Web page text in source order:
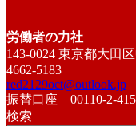
労働者の力社
143-0024 東京都大田
4662-5183
red2129oct@outlook.jp
振替口座 00110-2-
検索